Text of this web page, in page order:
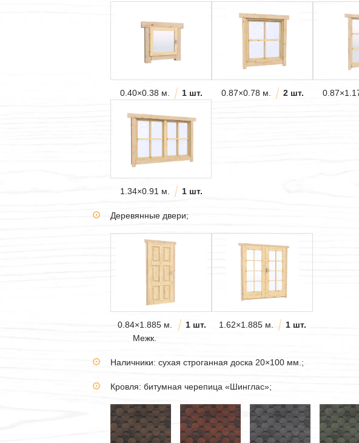
0.40×0.38 м. 1 шт. 0.87×0.78 м. 2 шт.
1.34×0.91 м. 1 шт.
Деревянные двери;
0.84×1.885 м.
Межк.
1 шт. 1.62×1.885 м. 1 шт.
Наличники: сухая строганная доска 20×100 мм.;
Кровля: битумная черепица «Шинглас»;